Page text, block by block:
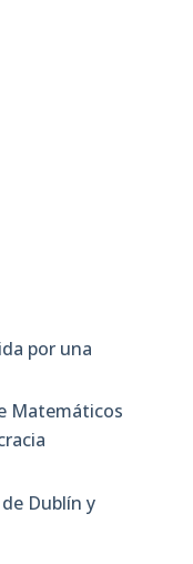
por una
Matemáticos
Dublín y